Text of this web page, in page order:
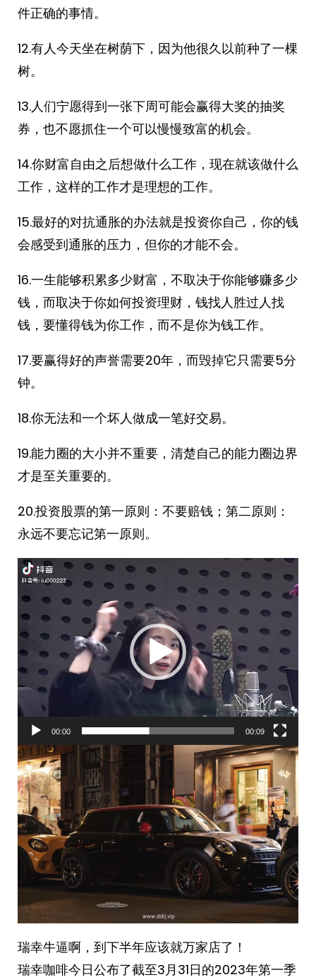
件正确的事情。
12.有人今天坐在树荫下，因为他很久以前种了一棵
树。
13.人们宁愿得到一张下周可能会赢得大奖的抽奖
券，也不愿抓住一个可以慢慢致富的机会。
14.你财富自由之后想做什么工作，现在就该做什么
工作，这样的工作才是理想的工作。
15.最好的对抗通胀的办法就是投资你自己，你的钱
会感受到通胀的压力，但你的才能不会。
16.一生能够积累多少财富，不取决于你能够赚多少
钱，而取决于你如何投资理财，钱找人胜过人找
钱，要懂得钱为你工作，而不是你为钱工作。
17.要赢得好的声誉需要20年，而毁掉它只需要5分
钟。
18.你无法和一个坏人做成一笔好交易。
19.能力圈的大小并不重要，清楚自己的能力圈边界
才是至关重要的。
20.投资股票的第一原则：不要赔钱；第二原则：
永远不要忘记第一原则。
视
播
放
器
00:00 00:09
瑞幸牛逼啊，到下半年应该就万家店了！
瑞幸咖啡今日公布了截至3月31日的2023年第一季